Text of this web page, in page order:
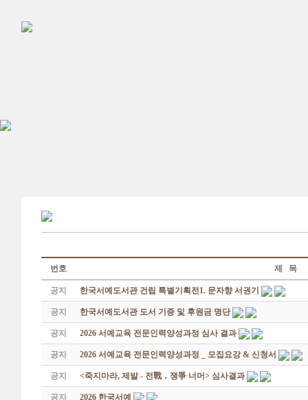
번호 제 목
공지 한국서예도서관 건립 특별기획전1. 문자향 서권기
공지 한국서예도서관 도서 기증 및 후원금 명단
공지 2026 서예교육 전문인력양성과정 심사 결과
공지 2026 서예교육 전문인력양성과정 _ 모집요강 & 신청서
공지 <죽지마라, 제발 - 전戰 ․ 쟁爭 너머> 심사결과
공지 2026 한국서예